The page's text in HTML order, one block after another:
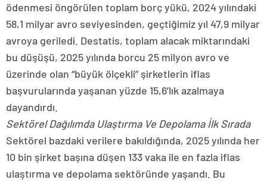
ödenmesi öngörülen toplam borç yükü, 2024 yılındaki
58,1 milyar avro seviyesinden, geçtiğimiz yıl 47,9 milyar
avroya geriledi. Destatis, toplam alacak miktarındaki
bu düşüşü, 2025 yılında borcu 25 milyon avro ve
üzerinde olan “büyük ölçekli” şirketlerin iflas
başvurularında yaşanan yüzde 15,6’lık azalmaya
dayandırdı.
Sektörel Dağılımda Ulaştırma Ve Depolama İlk Sırada
Sektörel bazdaki verilere bakıldığında, 2025 yılında her
10 bin şirket başına düşen 133 vaka ile en fazla iflas
ulaştırma ve depolama sektöründe yaşandı. Bu